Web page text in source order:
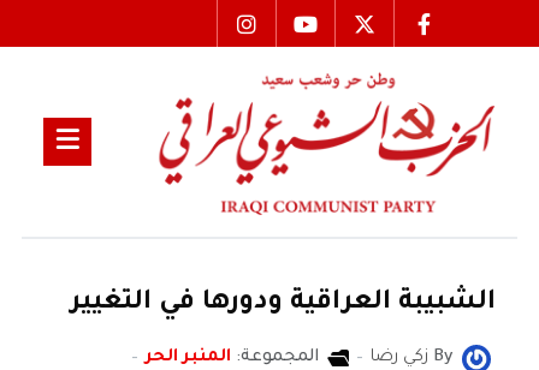
الشبيبة العراقية ودورها في التغيير
By زكي رضا المجموعة: المنبر الحر